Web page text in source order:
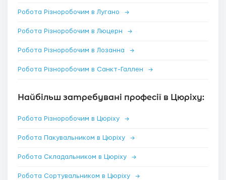
Робота Різноробочим в Лугано →
Робота Різноробочим в Люцерн →
Робота Різноробочим в Лозанна →
Робота Різноробочим в Санкт-Галлен →
Найбільш затребувані професії в Цюріху:
Робота Різноробочим в Цюріху →
Робота Пакувальником в Цюріху →
Робота Складальником в Цюріху →
Робота Сортувальником в Цюріху →